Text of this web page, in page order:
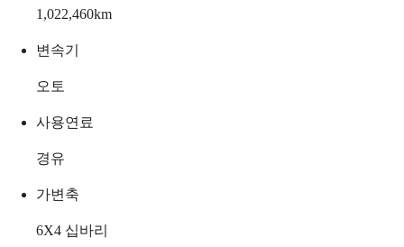
1,022,460km
변속기
오토
사용연료
경유
가변축
6X4 십바리